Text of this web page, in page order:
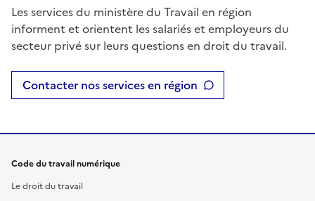
Les services du ministère du Travail en région
informent et orientent les salariés et employeurs du
secteur privé sur leurs questions en droit du travail.
Contacter nos services en région
Code du travail numérique
Le droit du travail